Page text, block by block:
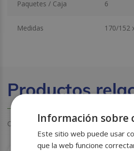
Paquetes / Caja 6
Medidas 170/152
Productos
Otros clientes también miraron estos
Información sobre
Este sitio web puede usar
que la web funcione